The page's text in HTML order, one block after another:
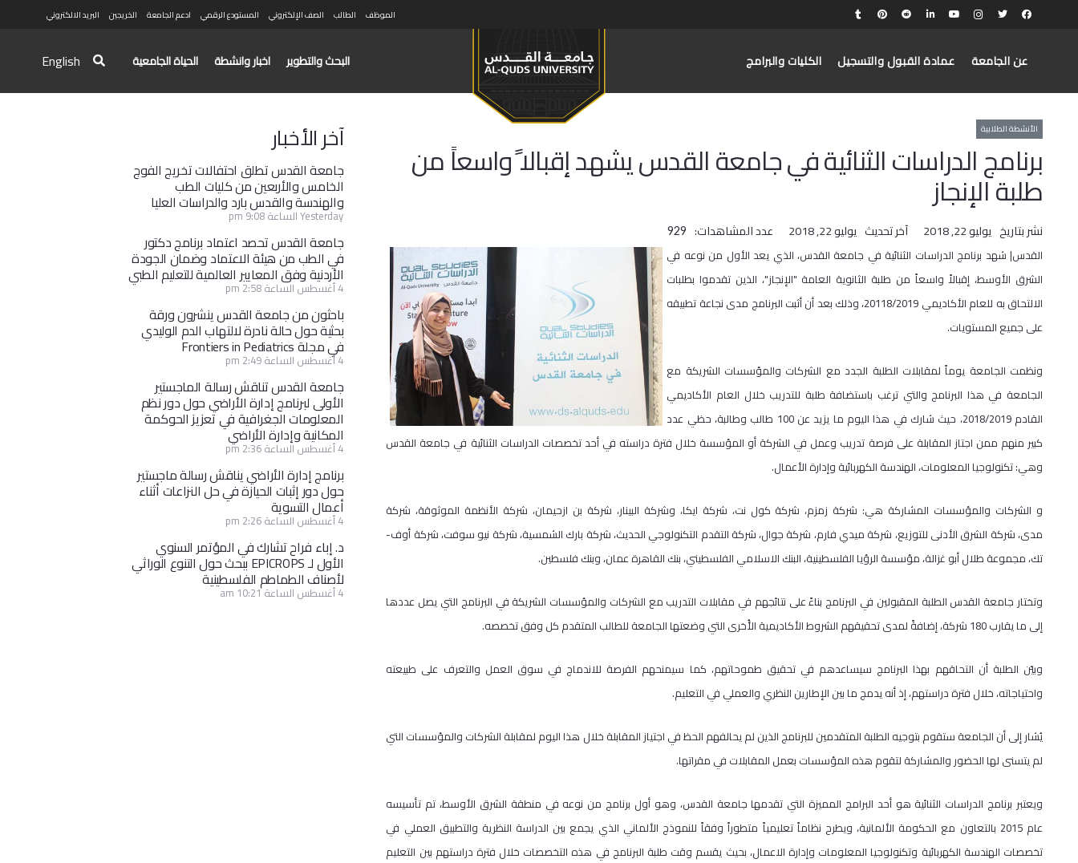
الموظف الطالب الصف الإلكتروني المستودع الرقمي ادعم الجامعة الخريجين البريد الالكتروني
عن الجامعة عمادة القبول والتسجيل الكليات والبرامج البحث والتطوير اخبار وانشطة الحياة الجامعية English
الأنشطة الطلابية
برنامج الدراسات الثنائية في جامعة القدس يشهد إقبالا ًواسعاً من
طلبة الإنجاز
نشر بتاريخ يوليو 22, 2018 آخر تحديث يوليو 22, 2018 عدد المشاهدات: 929
القدس| شهد برنامج الدراسات الثنائية في جامعة القدس، الذي يعد الأول من نوعه في
الشرق الأوسط، إقبالاً واسعاً من طلبة الثانوية العامة "الإنجاز"، الذين تقدموا بطلبات
الالتحاق به للعام الأكاديمي 20118/2019، وذلك بعد أن أثبت البرنامج مدى نجاعة تطبيقه
على جميع المستويات.
ونظمت الجامعة يوماً لمقابلات الطلبة الجدد مع الشركات والمؤسسات الشريكة مع
الجامعة في هذا البرنامج والتي ترغب باستضافة طلبة للتدريب خلال العام الأكاديمي
القادم 2018/2019، حيث شارك في هذا اليوم ما يزيد عن 100 طالب وطالبة، حظي عدد
كبير منهم ممن اجتاز المقابلة على فرصة تدريب وعمل في الشركة أو المؤسسة خلال فترة دراسته في أحد تخصصات الدراسات الثنائية في جامعة القدس
وهي: تكنولوجيا المعلومات، الهندسة الكهربائية وإدارة الأعمال.
و الشركات والمؤسسات المشاركة هي: شركة زمزم، شركة كول نت، شركة ايكا، وشركة البينار، شركة بن ازحيمان، شركة الأنظمة الموثوقة، شركة
مدى، شركة الشرق الأدنى للتوزيع، شركة ميدي فارم، شركة جوال، شركة التقدم التكنولوجي الحديث، شركة بارك الشمسية، شركة نيو سوفت، شركة أوف-
تك، مجموعة طلال أبو غزالة، مؤسسة الرؤيا الفلسطينية، البنك الاسلامي الفلسطيني، بنك القاهرة عمان، وبنك فلسطين.
وتختار جامعة القدس الطلبة المقبولين في البرنامج بناءً على نتائجهم في مقابلات التدريب مع الشركات والمؤسسات الشريكة في البرنامج التي يصل عددها
إلى ما يقارب 180 شركة، إضافةً لمدى تحقيقهم الشروط الأكاديمية الأُخرى التي وضعتها الجامعة للطالب المتقدم كل وفق تخصصه.
وبيّن الطلبة أن التحاقهم بهذا البرنامج سيساعدهم في تحقيق طموحاتهم، كما سيمنحهم الفرصة للاندماج في سوق العمل والتعرف على طبيعته
واحتياجاته، خلال فترة دراستهم، إذ أنه يدمج ما بين الإطارين النظري والعملي في التعليم.
يُشار إلى أن الجامعة ستقوم بتوجيه الطلبة المتقدمين للبرنامج الذين لم يحالفهم الحظ في اجتياز المقابلة خلال هذا اليوم لمقابلة الشركات والمؤسسات التي
لم يتسنى لها الحضور والمشاركة لتقوم هذه المؤسسات بعمل المقابلات في مقراتها.
ويعتبر برنامج الدراسات الثنائية هو أحد البرامج المميزة التي تقدمها جامعة القدس، وهو أول برنامج من نوعه في منطقة الشرق الأوسط، تم تأسيسه
عام 2015 بالتعاون مع الحكومة الألمانية، ويطرح نظاماً تعليمياً متطوراً وفقاً للنموذج الألماني الذي يجمع بين الدراسة النظرية والتطبيق العملي في
تخصصات الهندسة الكهربائية وتكنولوجيا المعلومات وإدارة الاعمال، بحيث يقسم وقت طلبة البرنامج في هذه التخصصات خلال فترة دراستهم بين التعليم
آخر الأخبار
جامعة القدس تطلق احتفالات تخريج الفوج
الخامس والأربعين من كليات الطب
والهندسة والقدس بارد والدراسات العليا
Yesterday الساعة 9:08 pm
جامعة القدس تحصد اعتماد برنامج دكتور
في الطب من هيئة الاعتماد وضمان الجودة
الأردنية وفق المعايير العالمية للتعليم الطبي
4 أغسطس الساعة 2:58 pm
باحثون من جامعة القدس ينشرون ورقة
بحثية حول حالة نادرة لالتهاب الدم الوليدي
في مجلة Frontiers in Pediatrics
4 أغسطس الساعة 2:49 pm
جامعة القدس تناقش رسالة الماجستير
الأولى لبرنامج إدارة الأراضي حول دور نظم
المعلومات الجغرافية في تعزيز الحوكمة
المكانية وإدارة الأراضي
4 أغسطس الساعة 2:36 pm
برنامج إدارة الأراضي يناقش رسالة ماجستير
حول دور إثبات الحيازة في حل النزاعات أثناء
أعمال التسوية
4 أغسطس الساعة 2:26 pm
د. إباء فراح تشارك في المؤتمر السنوي
الأول لـ EPICROPS ببحث حول التنوع الوراثي
لأصناف الطماطم الفلسطينية
4 أغسطس الساعة 10:21 am